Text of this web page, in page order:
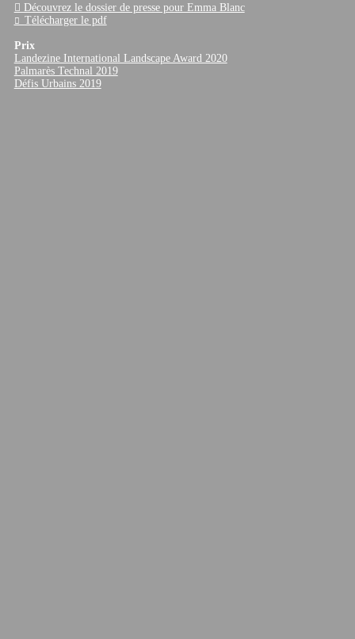
︎ Découvrez le dossier de presse pour Emma Blanc
︎ Télécharger le pdf
Prix
Landezine International Landscape Award 2020
Palmarès Technal 2019
Défis Urbains 2019